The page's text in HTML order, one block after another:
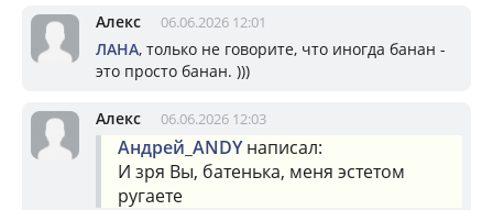
Алекс 06.06.2026 12:01
ЛАНА, только не говорите, что иногда банан -
это просто банан. )))
Алекс 06.06.2026 12:03
Андрей_ANDYнаписал:
И зря Вы, батенька, меня эстетом
ругаете